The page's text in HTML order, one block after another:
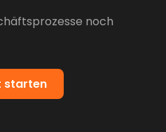
noch
starten